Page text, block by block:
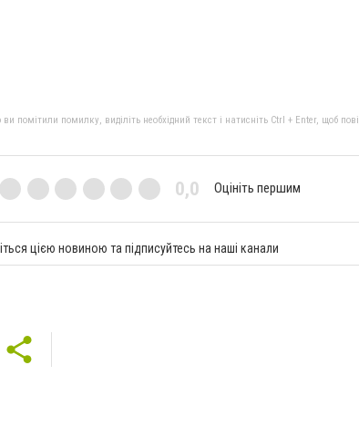
помітили помилку, виділіть необхідний текст і натисніть Ctrl + Enter, щоб
0,0 Оцініть першим
цією новиною та підписуйтесь на наші канали